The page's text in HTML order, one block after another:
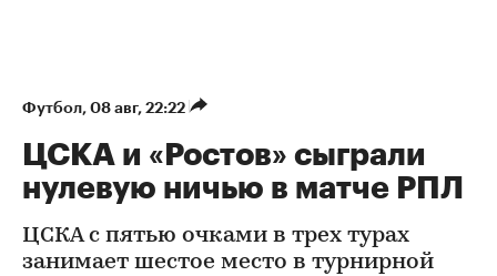
Футбол 08 авг, 22:22
ЦСКА и «Ростов» сыграли
нулевую ничью в матче РПЛ
ЦСКА с пятью очками в трех турах
занимает шестое место в турнирной